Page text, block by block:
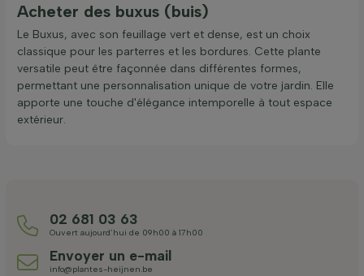
Acheter des buxus (buis)
Le Buxus, avec son feuillage vert et dense, est un choix
classique pour les parterres et les bordures. Cette plante
versatile peut être façonnée dans différentes formes,
permettant une personnalisation unique de votre jardin. Elle
apporte une touche d'élégance intemporelle à tout espace
extérieur.
02 681 03 63
Ouvert aujourd’hui de 09h00 à 17h00
Envoyer un e-mail
info@plantes-heijnen.be